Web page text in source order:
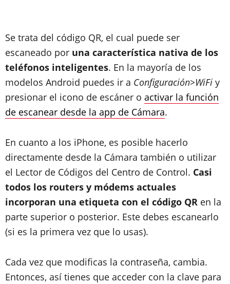
Se trata del código QR, el cual puede ser
escaneado por una característica nativa de los
teléfonos inteligentes. En la mayoría de los
modelos Android puedes ir a Configuración>WiFi y
presionar el icono de escáner o activar la función
de escanear desde la app de Cámara.
En cuanto a los iPhone, es posible hacerlo
directamente desde la Cámara también o utilizar
el Lector de Códigos del Centro de Control. Casi
todos los routers y módems actuales
incorporan una etiqueta con el código QR en la
parte superior o posterior. Este debes escanearlo
(si es la primera vez que lo usas).
Cada vez que modificas la contraseña, cambia.
Entonces, así tienes que acceder con la clave para